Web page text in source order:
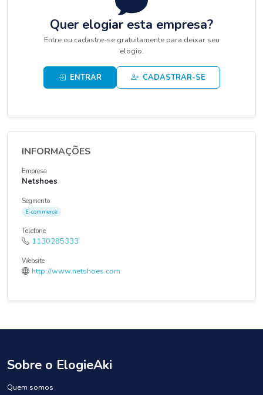
Quer elogiar esta empresa?
Entre ou cadastre-se gratuitamente para deixar seu
elogio.
ENTRAR CADASTRAR-SE
INFORMAÇÕES
Empresa
Netshoes
Segmento
E-commerce
Telefone
1130285333
Website
http://www.netshoes.com
Sobre o ElogieAki
Quem somos